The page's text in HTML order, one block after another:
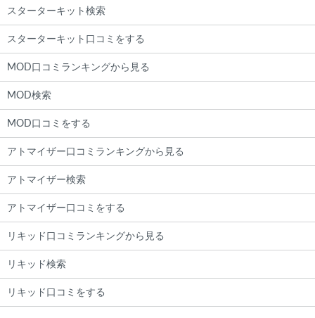
スターターキット検索
スターターキット口コミをする
MOD口コミランキングから見る
MOD検索
MOD口コミをする
アトマイザー口コミランキングから見る
アトマイザー検索
アトマイザー口コミをする
リキッド口コミランキングから見る
リキッド検索
リキッド口コミをする